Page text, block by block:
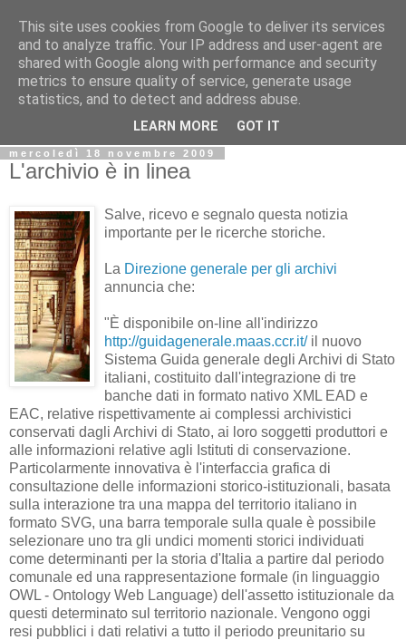
Biblio@rti in
Il Blog della Biblioteca di Area delle arti per condividere
informazioni iniziative incontri
mercoledì 18 novembre 2009
L'archivio è in linea
Salve, ricevo e segnalo questa notizia
importante per le ricerche storiche.
La Direzione generale per gli archivi
annuncia che:
"È disponibile on-line all'indirizzo
http://guidagenerale.maas.ccr.it/il nuovo
Sistema Guida generale degli Archivi di Stato
italiani, costituito dall'integrazione di tre
banche dati in formato nativo XML EAD e
EAC, relative rispettivamente ai complessi archivistici
conservati dagli Archivi di Stato, ai loro soggetti produttori e
alle informazioni relative agli Istituti di conservazione.
Particolarmente innovativa è l'interfaccia grafica di
consultazione delle informazioni storico-istituzionali, basata
sulla interazione tra una mappa del territorio italiano in
formato SVG, una barra temporale sulla quale è possibile
selezionare uno tra gli undici momenti storici individuati
come determinanti per la storia d'Italia a partire dal periodo
comunale ed una rappresentazione formale (in linguaggio
OWL - Ontology Web Language) dell'assetto istituzionale da
questi determinato sul territorio nazionale. Vengono oggi
resi pubblici i dati relativi a tutto il periodo preunitario su
This site uses cookies from Google to deliver its services
and to analyze traffic. Your IP address and user-agent are
shared with Google along with performance and security
metrics to ensure quality of service, generate usage
statistics, and to detect and address abuse.
LEARN MORE GOT IT